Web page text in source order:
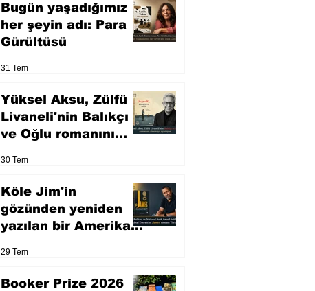
Bugün yaşadığımız
her şeyin adı: Para
Gürültüsü
31 Tem
Yüksel Aksu, Zülfü
Livaneli'nin Balıkçı
ve Oğlu romanını
30 Tem
Köle Jim'in
gözünden yeniden
yazılan bir Amerikan
29 Tem
Booker Prize 2026